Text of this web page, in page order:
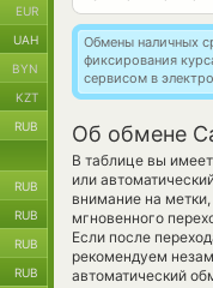
Обмены наличных
фиксирования
сервисом в
Об обмене
В таблице вы
или
внимание на
мгновенного
Если после
рекомендуем
автоматический
EUR
UAH
BYN
KZT
RUB
RUB
RUB
RUB
RUB